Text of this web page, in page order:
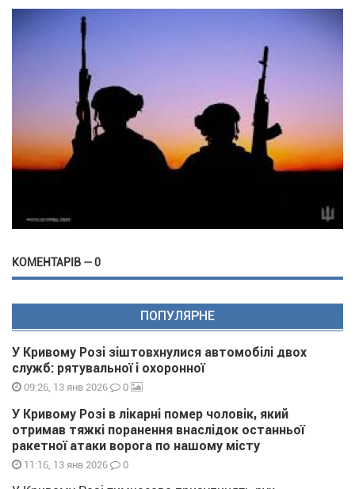
КОМЕНТАРІВ — 0
ПОПУЛЯРНЕ
У Кривому Розі зіштовхнулися автомобілі двох
служб: рятувальної і охоронної
09:26, 13 янв 2026 0
У Кривому Розі в лікарні помер чоловік, який
отримав тяжкі поранення внаслідок останньої
ракетної атаки ворога по нашому місту
11:16, 13 янв 2026 0